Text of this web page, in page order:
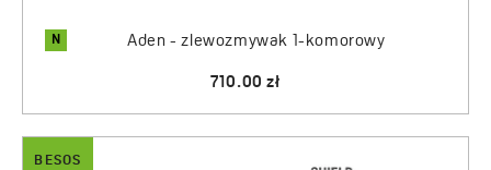
N Aden - zlewozmywak 1-komorowy
710.00 zł
BESOS